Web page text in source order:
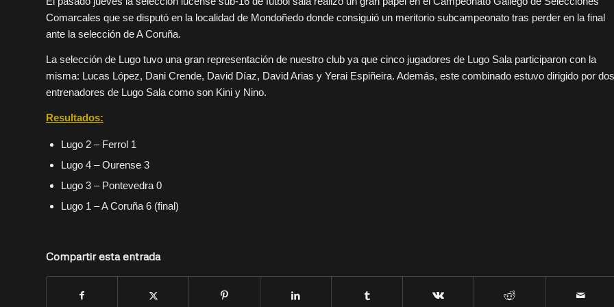
Comarcales que se disputó en la localidad de Mondoñedo donde consiguió un meritorio subcampeonato tras perder en la final
ante la selección de A Coruña.
La selección de Lugo tuvo una gran representación de nuestro club ya que cinco jugadores de Lugo Sala participaron con la
misma: Lucas López, Dani Crende, David Díaz, David Arias y Yerai Espiñeira. Además, este combinado estuvo dirigido por dos
entrenadores de Lugo Sala como son Kini y Nino.
Resultados:
Lugo 2 – Ferrol 1
Lugo 4 – Ourense 3
Lugo 3 – Pontevedra 0
Lugo 1 – A Coruña 6 (final)
Compartir esta entrada